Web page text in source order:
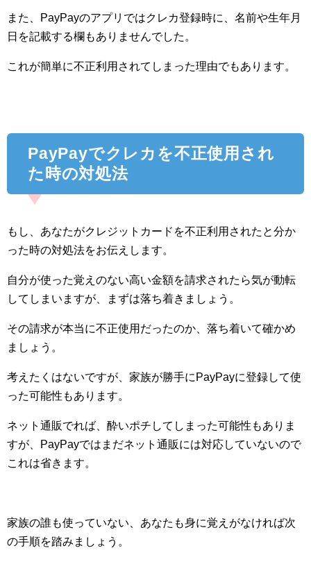
また、PayPayのアプリではクレカ登録時に、名前や生年月
日を記載する欄もありませんでした。
これが簡単に不正利用されてしまった理由でもあります。
PayPayでクレカを不正使用され
た時の対処法
もし、あなたがクレジットカードを不正利用されたと分か
った時の対処法をお伝えします。
自分が使った覚えのない高い金額を請求されたら気が動転
してしまいますが、まずは落ち着きましょう。
その請求が本当に不正使用だったのか、落ち着いて確かめ
ましょう。
考えたくはないですが、家族が勝手にPayPayに登録して使
った可能性もあります。
ネット通販でれば、酔いポチしてしまった可能性もありま
すが、PayPayではまだネット通販には対応していないので
これは省きます。
家族の誰も使っていない、あなたも身に覚えがなければ次
の手順を踏みましょう。